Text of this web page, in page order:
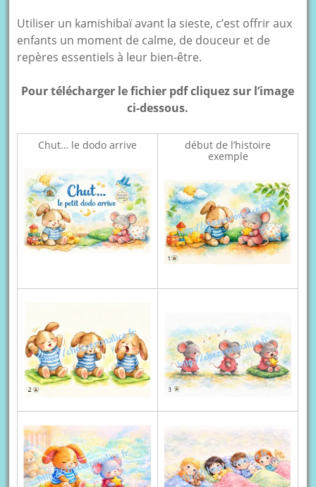
Utiliser un kamishibaï avant la sieste, c’est offrir aux
enfants un moment de calme, de douceur et de
repères essentiels à leur bien-être.
Pour télécharger le fichier pdf cliquez sur l’image
ci-dessous.
Chut… le dodo arrive
début de l’histoire
exemple